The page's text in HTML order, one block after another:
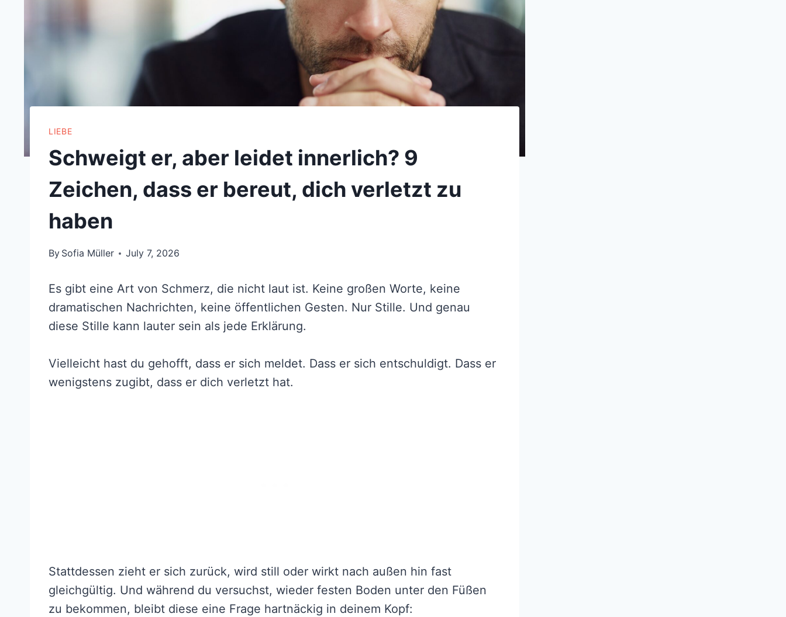
LIEBE
Schweigt er, aber leidet innerlich? 9
Zeichen, dass er bereut, dich verletzt zu
haben
By Sofia Müller July 7, 2026
Es gibt eine Art von Schmerz, die nicht laut ist. Keine großen Worte, keine
dramatischen Nachrichten, keine öffentlichen Gesten. Nur Stille. Und genau
diese Stille kann lauter sein als jede Erklärung.
Vielleicht hast du gehofft, dass er sich meldet. Dass er sich entschuldigt. Dass er
wenigstens zugibt, dass er dich verletzt hat.
Stattdessen zieht er sich zurück, wird still oder wirkt nach außen hin fast
gleichgültig. Und während du versuchst, wieder festen Boden unter den Füßen
zu bekommen, bleibt diese eine Frage hartnäckig in deinem Kopf: